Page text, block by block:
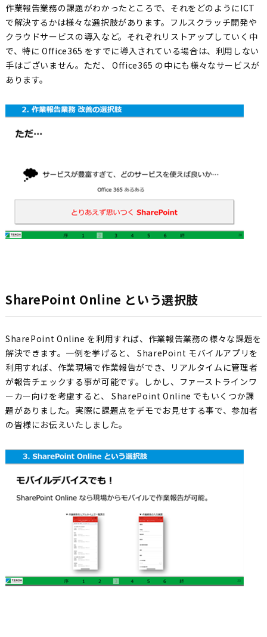
作業報告業務の課題がわかったところで、それをどのようにICT
で解決するかは様々な選択肢があります。フルスクラッチ開発や
クラウドサービスの導入など。それぞれリストアップしていく中
で、特に Office365 をすでに導入されている場合は、利用しない
手はございません。ただ、 Office365 の中にも様々なサービスが
あります。
SharePoint Online という選択肢
SharePoint Online を利用すれば、作業報告業務の様々な課題を
解決できます。一例を挙げると、 SharePoint モバイルアプリを
利用すれば、作業現場で作業報告ができ、リアルタイムに管理者
が報告チェックする事が可能です。しかし、ファーストラインワ
ーカー向けを考慮すると、 SharePoint Online でもいくつか課
題がありました。実際に課題点をデモでお見せする事で、参加者
の皆様にお伝えいたしました。